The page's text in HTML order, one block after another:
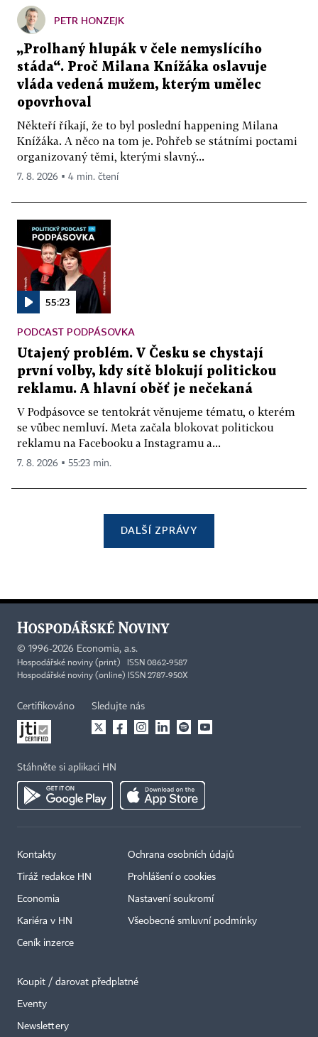
PETR HONZEJK
„Prolhaný hlupák v čele nemyslícího
stáda“. Proč Milana Knížáka oslavuje
vláda vedená mužem, kterým umělec
opovrhoval
Někteří říkají, že to byl poslední happening Milana
Knížáka. A něco na tom je. Pohřeb se státními poctami
organizovaný těmi, kterými slavný...
7. 8. 2026 ▪ 4 min. čtení
55:23
PODCAST PODPÁSOVKA
Utajený problém. V Česku se chystají
první volby, kdy sítě blokují politickou
reklamu. A hlavní oběť je nečekaná
V Podpásovce se tentokrát věnujeme tématu, o kterém
se vůbec nemluví. Meta začala blokovat politickou
reklamu na Facebooku a Instagramu a...
7. 8. 2026 ▪ 55:23 min.
DALŠÍ ZPRÁVY
© 1996-2026 Economia, a.s.
Hospodářské noviny (print) ISSN 0862-9587
Hospodářské noviny (online) ISSN 2787-950X
Certifikováno Sledujte nás
Stáhněte si aplikaci HN
Kontakty
Tiráž redakce HN
Economia
Kariéra v HN
Ceník inzerce
Ochrana osobních údajů
Prohlášení o cookies
Nastavení soukromí
Všeobecné smluvní podmínky
Koupit / darovat předplatné
Eventy
Newslettery